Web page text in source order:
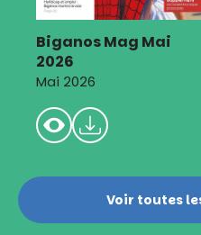
Biganos Mag Mai
2026
Mai 2026
Voir toutes